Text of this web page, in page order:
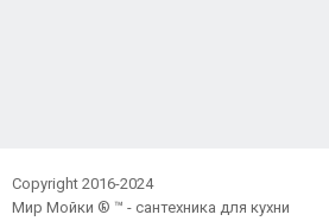
Copyright 2016-2024
Мир Мойки ® ™ - сантехника для кухни